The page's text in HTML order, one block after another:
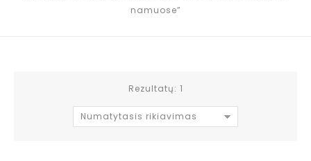
namuose”
Rezultatų: 1
Numatytasis rikiavimas